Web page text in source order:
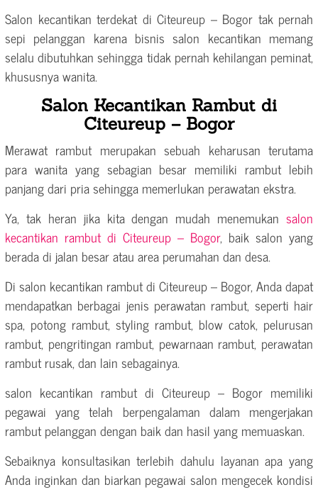
Salon kecantikan terdekat di Citeureup – Bogor tak pernah
sepi pelanggan karena bisnis salon kecantikan memang
selalu dibutuhkan sehingga tidak pernah kehilangan peminat,
khususnya wanita.
Salon Kecantikan Rambut di
Citeureup – Bogor
Merawat rambut merupakan sebuah keharusan terutama
para wanita yang sebagian besar memiliki rambut lebih
panjang dari pria sehingga memerlukan perawatan ekstra.
Ya, tak heran jika kita dengan mudah menemukan salon
kecantikan rambut di Citeureup – Bogor, baik salon yang
berada di jalan besar atau area perumahan dan desa.
Di salon kecantikan rambut di Citeureup – Bogor, Anda dapat
mendapatkan berbagai jenis perawatan rambut, seperti hair
spa, potong rambut, styling rambut, blow catok, pelurusan
rambut, pengritingan rambut, pewarnaan rambut, perawatan
rambut rusak, dan lain sebagainya.
salon kecantikan rambut di Citeureup – Bogor memiliki
pegawai yang telah berpengalaman dalam mengerjakan
rambut pelanggan dengan baik dan hasil yang memuaskan.
Sebaiknya konsultasikan terlebih dahulu layanan apa yang
Anda inginkan dan biarkan pegawai salon mengecek kondisi